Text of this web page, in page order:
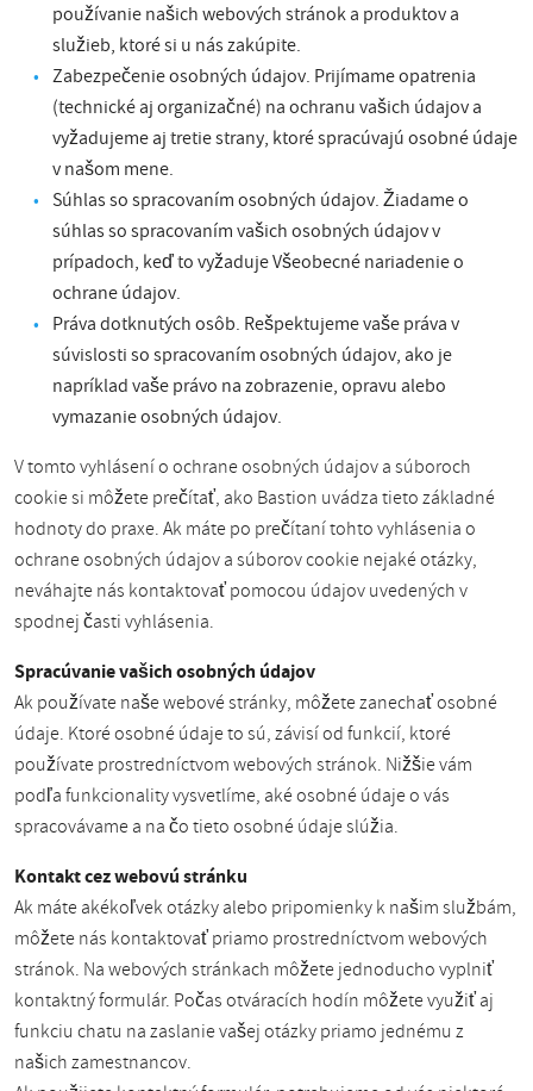
používanie našich webových stránok a produktov a
služieb, ktoré si u nás zakúpite.
Zabezpečenie osobných údajov. Prijímame opatrenia
(technické aj organizačné) na ochranu vašich údajov a
vyžadujeme aj tretie strany, ktoré spracúvajú osobné údaje
v našom mene.
Súhlas so spracovaním osobných údajov. Žiadame o
súhlas so spracovaním vašich osobných údajov v
prípadoch, keď to vyžaduje Všeobecné nariadenie o
ochrane údajov.
Práva dotknutých osôb. Rešpektujeme vaše práva v
súvislosti so spracovaním osobných údajov, ako je
napríklad vaše právo na zobrazenie, opravu alebo
vymazanie osobných údajov.
V tomto vyhlásení o ochrane osobných údajov a súboroch
cookie si môžete prečítať, ako Bastion uvádza tieto základné
hodnoty do praxe. Ak máte po prečítaní tohto vyhlásenia o
ochrane osobných údajov a súborov cookie nejaké otázky,
neváhajte nás kontaktovať pomocou údajov uvedených v
spodnej časti vyhlásenia.
Spracúvanie vašich osobných údajov
Ak používate naše webové stránky, môžete zanechať osobné
údaje. Ktoré osobné údaje to sú, závisí od funkcií, ktoré
používate prostredníctvom webových stránok. Nižšie vám
podľa funkcionality vysvetlíme, aké osobné údaje o vás
spracovávame a na čo tieto osobné údaje slúžia.
Kontakt cez webovú stránku
Ak máte akékoľvek otázky alebo pripomienky k našim službám,
môžete nás kontaktovať priamo prostredníctvom webových
stránok. Na webových stránkach môžete jednoducho vyplniť
kontaktný formulár. Počas otváracích hodín môžete využiť aj
funkciu chatu na zaslanie vašej otázky priamo jednému z
našich zamestnancov.